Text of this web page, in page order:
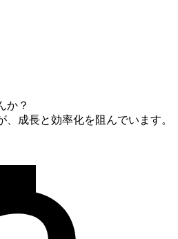
か？
成長と効率化を阻んでいます。